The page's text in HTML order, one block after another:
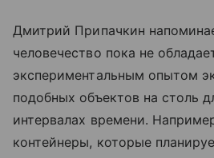
Дмитрий Припачкин
человечество пока не
экспериментальным опытом
подобных объектов на столь
интервалах времени.
контейнеры, которые